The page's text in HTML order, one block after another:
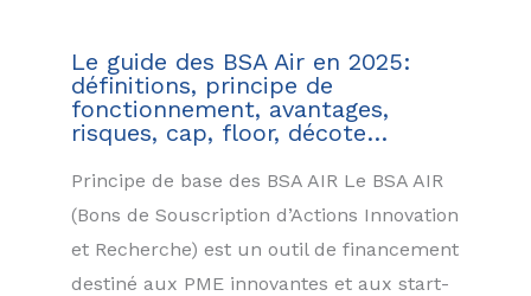
Le guide des BSA Air en 2025:
définitions, principe de
fonctionnement, avantages,
risques, cap, floor, décote…
Principe de base des BSA AIR Le BSA AIR
(Bons de Souscription d’Actions Innovation
et Recherche) est un outil de financement
destiné aux PME innovantes et aux start-